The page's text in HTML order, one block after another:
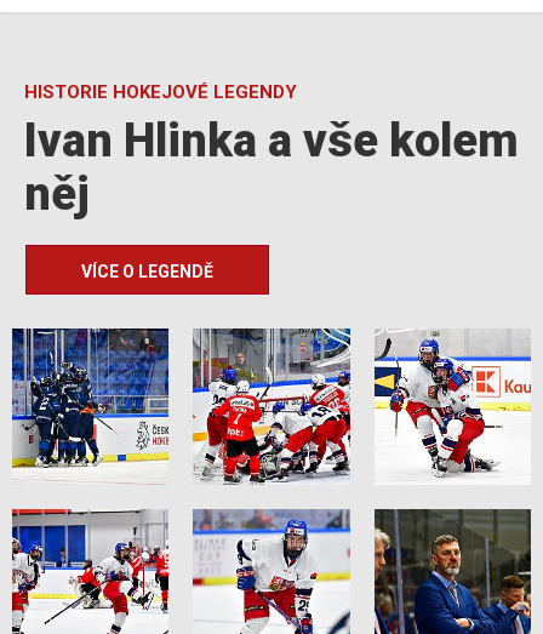
HISTORIE HOKEJOVÉ LEGENDY
Ivan Hlinka a vše kolem
něj
VÍCE O LEGENDĚ